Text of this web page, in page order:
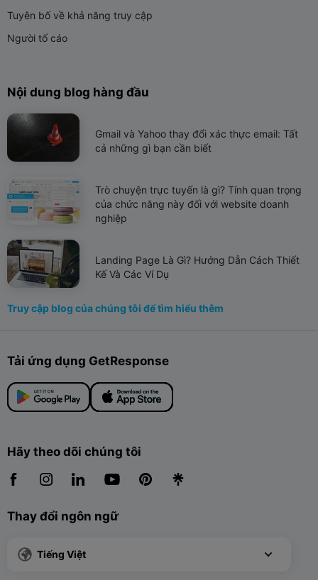
Tuyên bố về khả năng truy cập
Người tố cáo
Nội dung blog hàng đầu
Gmail và Yahoo thay đổi xác thực email: Tất
cả những gì bạn cần biết
Trò chuyện trực tuyến là gì? Tính quan trọng
của chức năng này đối với website doanh
nghiệp
Landing Page Là Gì? Hướng Dẫn Cách Thiết
Kế Và Các Ví Dụ
Truy cập blog của chúng tôi để tìm hiểu thêm
Tải ứng dụng GetResponse
Hãy theo dõi chúng tôi
Thay đổi ngôn ngữ
Tiếng Việt